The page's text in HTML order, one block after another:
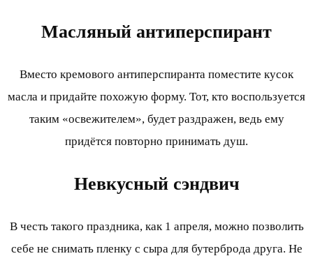
Масляный антиперспирант
Вместо кремового антиперспиранта поместите кусок
масла и придайте похожую форму. Тот, кто воспользуется
таким «освежителем», будет раздражен, ведь ему
придётся повторно принимать душ.
Невкусный сэндвич
В честь такого праздника, как 1 апреля, можно позволить
себе не снимать пленку с сыра для бутерброда друга. Не